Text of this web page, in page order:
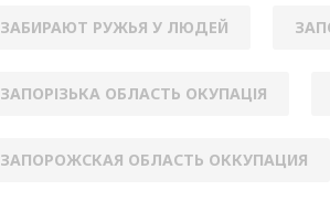
ЗАБИРАЮТ РУЖЬЯ У ЛЮДЕЙ
ЗАПОРІЗЬКА ОБЛАСТЬ ОКУПАЦІЯ
ЗАПОРОЖСКАЯ ОБЛАСТЬ ОККУПАЦИЯ